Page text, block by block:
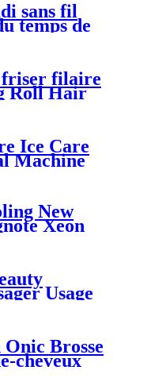
sans fil
temps de
Barrel
friser filaire
Roll Hair
Ice Care
Machine
New
Xeon
à domicile
Usage
Photon
Brosse
cheveux